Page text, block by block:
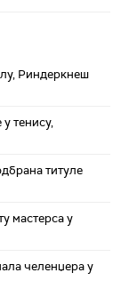
Риндеркнеш
тенису,
титуле
мастерса у
челенџера у